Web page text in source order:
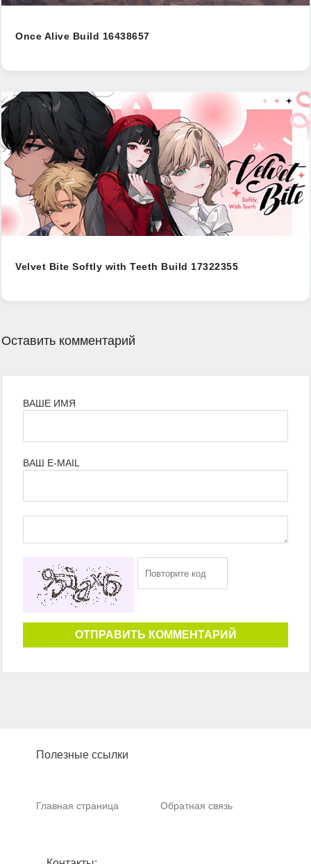
Once Alive Build 16438657
Velvet Bite Softly with Teeth Build 17322355
Оставить комментарий
ВАШЕ ИМЯ
ВАШ E-MAIL
ОТПРАВИТЬ КОММЕНТАРИЙ
Полезные ссылки
Главная страница Обратная связь